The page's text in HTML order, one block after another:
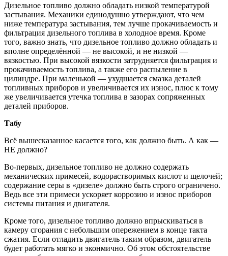
Дизельное топливо должно обладать низкой температурой
застывания. Механики единодушно утверждают, что чем
ниже температура застывания, тем лучше прокачиваемость и
фильтрация дизельного топлива в холодное время. Кроме
того, важно знать, что дизельное топливо должно обладать и
вполне определённой — не высокой, и не низкой —
вязкостью. При высокой вязкости затрудняется фильтрация и
прокачиваемость топлива, а также его распыление в
цилиндре. При маленькой — ухудшается смазка деталей
топливных приборов и увеличивается их износ, плюс к тому
же увеличивается утечка топлива в зазорах сопряженных
деталей приборов.
Табу
Всё вышесказанное касается того, как должно быть. А как —
НЕ должно?
Во-первых, дизельное топливо не должно содержать
механических примесей, водорастворимых кислот и щелочей;
содержание серы в «дизеле» должно быть строго ограничено.
Ведь все эти примеси ускоряет коррозию и износ приборов
системы питания и двигателя.
Кроме того, дизельное топливо должно впрыскиваться в
камеру сгорания с небольшим опережением в конце такта
сжатия. Если отладить двигатель таким образом, двигатель
будет работать мягко и эконмично. Об этом обстоятельстве